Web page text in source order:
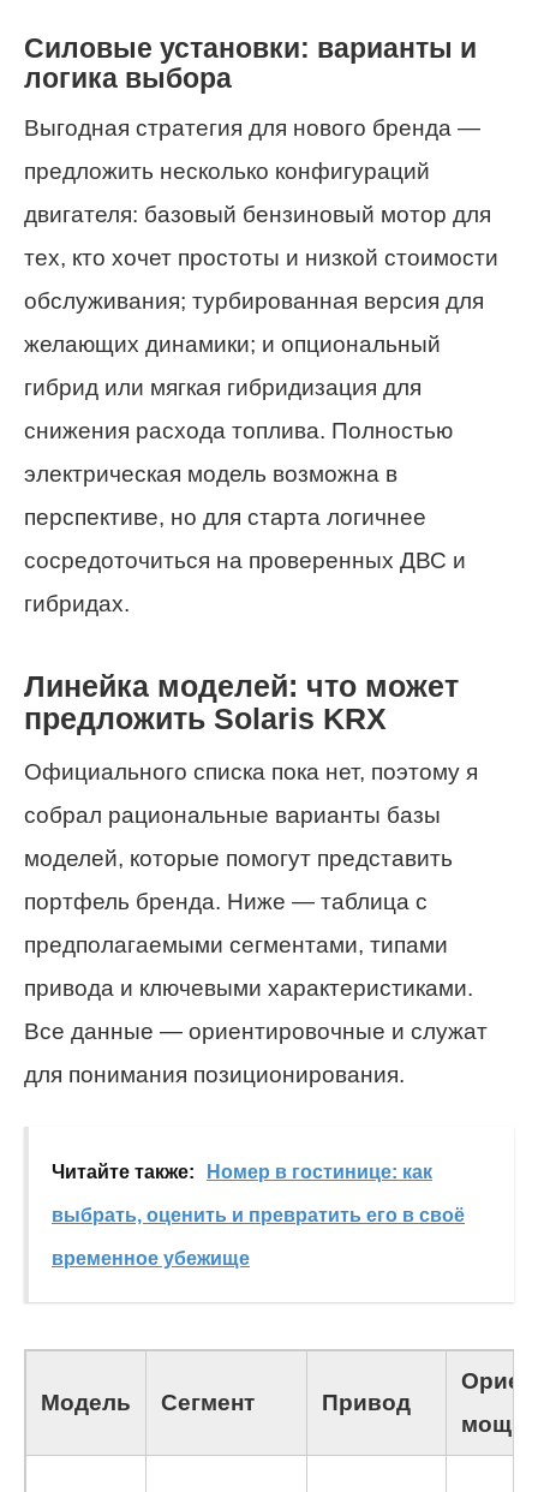
Силовые установки: варианты и
логика выбора
Выгодная стратегия для нового бренда —
предложить несколько конфигураций
двигателя: базовый бензиновый мотор для
тех, кто хочет простоты и низкой стоимости
обслуживания; турбированная версия для
желающих динамики; и опциональный
гибрид или мягкая гибридизация для
снижения расхода топлива. Полностью
электрическая модель возможна в
перспективе, но для старта логичнее
сосредоточиться на проверенных ДВС и
гибридах.
Линейка моделей: что может
предложить Solaris KRX
Официального списка пока нет, поэтому я
собрал рациональные варианты базы
моделей, которые помогут представить
портфель бренда. Ниже — таблица с
предполагаемыми сегментами, типами
привода и ключевыми характеристиками.
Все данные — ориентировочные и служат
для понимания позиционирования.
Читайте также: Номер в гостинице: как
выбрать, оценить и превратить его в своё
временное убежище
Модель Сегмент Привод